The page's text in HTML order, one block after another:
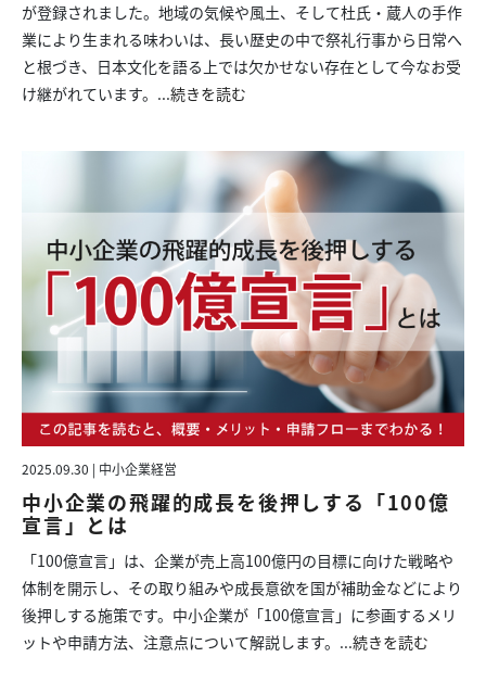
が登録されました。地域の気候や風土、そして杜氏・蔵人の手作
業により生まれる味わいは、長い歴史の中で祭礼行事から日常へ
と根づき、日本文化を語る上では欠かせない存在として今なお受
け継がれています。...続きを読む
2025.09.30 | 中小企業経営
中小企業の飛躍的成長を後押しする「100億
宣言」とは
「100億宣言」は、企業が売上高100億円の目標に向けた戦略や
体制を開示し、その取り組みや成長意欲を国が補助金などにより
後押しする施策です。中小企業が「100億宣言」に参画するメリ
ットや申請方法、注意点について解説します。...続きを読む